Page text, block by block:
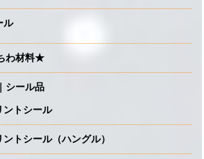
ル
わ材料★
シール品
ントシール
トシール（ハングル）